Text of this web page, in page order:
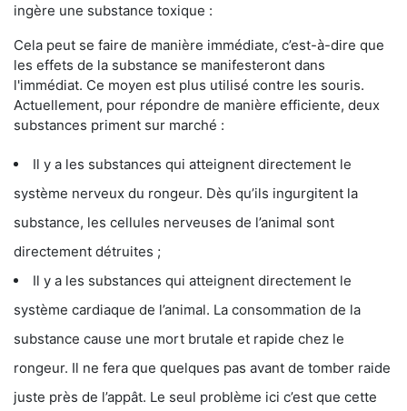
ingère une substance toxique :
Cela peut se faire de manière immédiate, c’est-à-dire que
les effets de la substance se manifesteront dans
l'immédiat. Ce moyen est plus utilisé contre les souris.
Actuellement, pour répondre de manière efficiente, deux
substances priment sur marché :
Il y a les substances qui atteignent directement le
système nerveux du rongeur. Dès qu’ils ingurgitent la
substance, les cellules nerveuses de l’animal sont
directement détruites ;
Il y a les substances qui atteignent directement le
système cardiaque de l’animal. La consommation de la
substance cause une mort brutale et rapide chez le
rongeur. Il ne fera que quelques pas avant de tomber raide
juste près de l’appât. Le seul problème ici c’est que cette